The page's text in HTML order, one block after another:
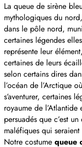
La queue de sirène
mythologiques du
dans le pôle nord,
certaines légendes
représente leur
certaines de leurs
selon certains dires
l’océan de l’Arctique
s’aventurer, certaines
royaume de l’Atlantide
persuadés que c’est
maléfiques qui seraient
Notre costume queue